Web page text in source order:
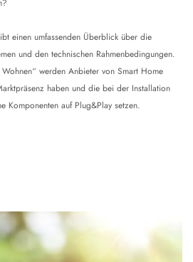
einen umfassenden Überblick über die
und den technischen Rahmenbedingungen.
werden Anbieter von Smart Home
haben und die bei der Installation
Komponenten auf Plug&Play setzen.